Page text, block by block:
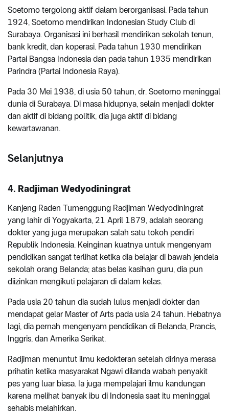
Soetomo tergolong aktif dalam berorganisasi. Pada tahun
1924, Soetomo mendirikan Indonesian Study Club di
Surabaya. Organisasi ini berhasil mendirikan sekolah tenun,
bank kredit, dan koperasi. Pada tahun 1930 mendirikan
Partai Bangsa Indonesia dan pada tahun 1935 mendirikan
Parindra (Partai Indonesia Raya).
Pada 30 Mei 1938, di usia 50 tahun, dr. Soetomo meninggal
dunia di Surabaya. Di masa hidupnya, selain menjadi dokter
dan aktif di bidang politik, dia juga aktif di bidang
kewartawanan.
Selanjutnya
4. Radjiman Wedyodiningrat
Kanjeng Raden Tumenggung Radjiman Wedyodiningrat
yang lahir di Yogyakarta, 21 April 1879, adalah seorang
dokter yang juga merupakan salah satu tokoh pendiri
Republik Indonesia. Keinginan kuatnya untuk mengenyam
pendidikan sangat terlihat ketika dia belajar di bawah jendela
sekolah orang Belanda; atas belas kasihan guru, dia pun
diizinkan mengikuti pelajaran di dalam kelas.
Pada usia 20 tahun dia sudah lulus menjadi dokter dan
mendapat gelar Master of Arts pada usia 24 tahun. Hebatnya
lagi, dia pernah mengenyam pendidikan di Belanda, Prancis,
Inggris, dan Amerika Serikat.
Radjiman menuntut ilmu kedokteran setelah dirinya merasa
prihatin ketika masyarakat Ngawi dilanda wabah penyakit
pes yang luar biasa. Ia juga mempelajari ilmu kandungan
karena melihat banyak ibu di Indonesia saat itu meninggal
sehabis melahirkan.